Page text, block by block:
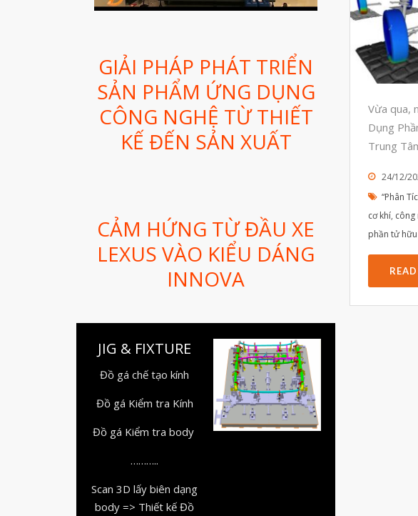
GIẢI PHÁP PHÁT TRIỂN
SẢN PHẨM ỨNG DỤNG
CÔNG NGHỆ TỪ THIẾT
KẾ ĐẾN SẢN XUẤT
CẢM HỨNG TỪ ĐẦU XE
LEXUS VÀO KIỂU DÁNG
INNOVA
JIG & FIXTURE
Đồ gá chế tạo kính
Đồ gá Kiểm tra Kính
Đồ gá Kiểm tra body
………..
Scan 3D lấy biên dạng
body => Thiết kế Đồ
Vừa qua,
Dụng
Trung
24/12/
“Phân
cơ khí, công
phần tử